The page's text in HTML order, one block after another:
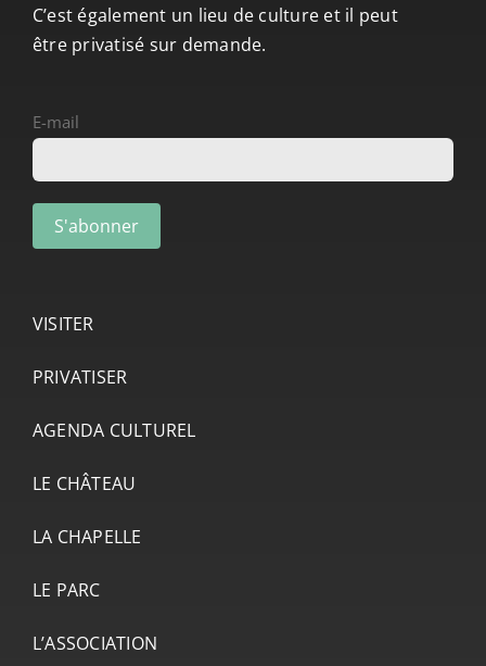
C’est également un lieu de culture et il peut
être privatisé sur demande.
E-mail
VISITER
PRIVATISER
AGENDA CULTUREL
LE CHÂTEAU
LA CHAPELLE
LE PARC
L’ASSOCIATION